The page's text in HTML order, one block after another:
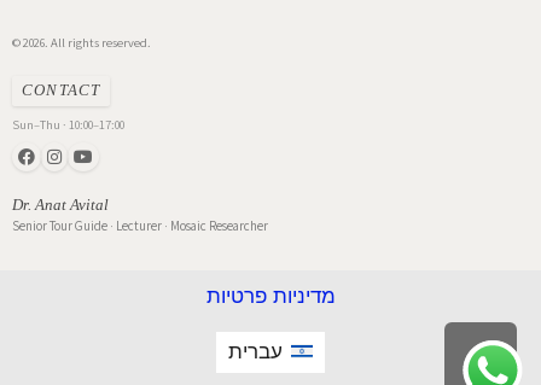
© 2026. All rights reserved.
CONTACT
Sun–Thu · 10:00–17:00
Dr. Anat Avital
Senior Tour Guide · Lecturer · Mosaic Researcher
גלילה
מדיניות פרטיות
עברית